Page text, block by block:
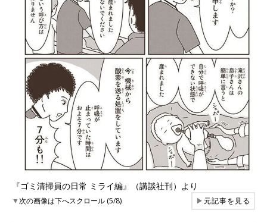
『ゴミ清掃員の日常 ミライ編』（講談社刊）より
▼次の画像は下へスクロール (5/8) ▶元記事を見る